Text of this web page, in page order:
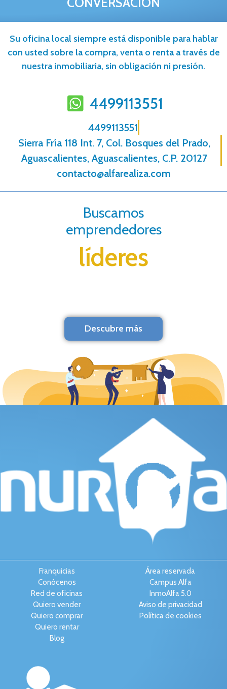
Su oficina local siempre está disponible para hablar
con usted sobre la compra, venta o renta a través de
nuestra inmobiliaria, sin obligación ni presión.
4499113551
4499113551
Sierra Fría 118 Int. 7, Col. Bosques del Prado,
Aguascalientes, Aguascalientes, C.P. 20127
contacto@alfarealiza.com
Buscamos
emprendedores
líderes
Descubre más
Franquicias
Conócenos
Red de oficinas
Quiero vender
Quiero comprar
Quiero rentar
Blog
Área reservada
Campus Alfa
InmoAlfa 5.0
Aviso de privacidad
Política de cookies